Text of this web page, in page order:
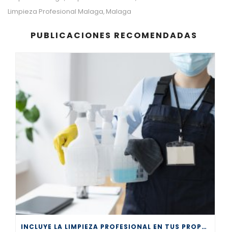
Limpieza Profesional Malaga, Malaga
PUBLICACIONES RECOMENDADAS
INCLUYE LA LIMPIEZA PROFESIONAL EN TUS PROPÓSITOS DE AÑO NUEVO 2026